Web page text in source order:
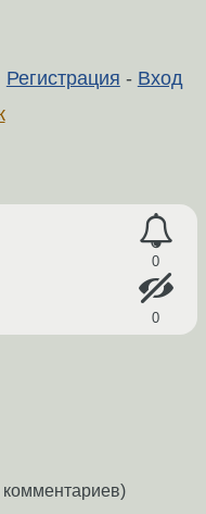
Регистрация - Вход
0
0
комментариев)